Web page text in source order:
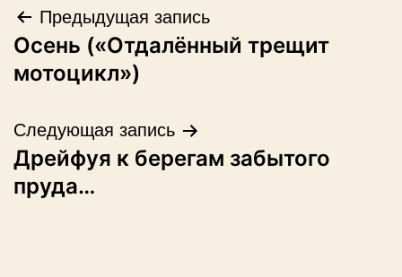
Навигация
по
Предыдущая запись
Осень («Отдалённый трещит
мотоцикл»)
Следующая запись
Дрейфуя к берегам забытого
пруда…